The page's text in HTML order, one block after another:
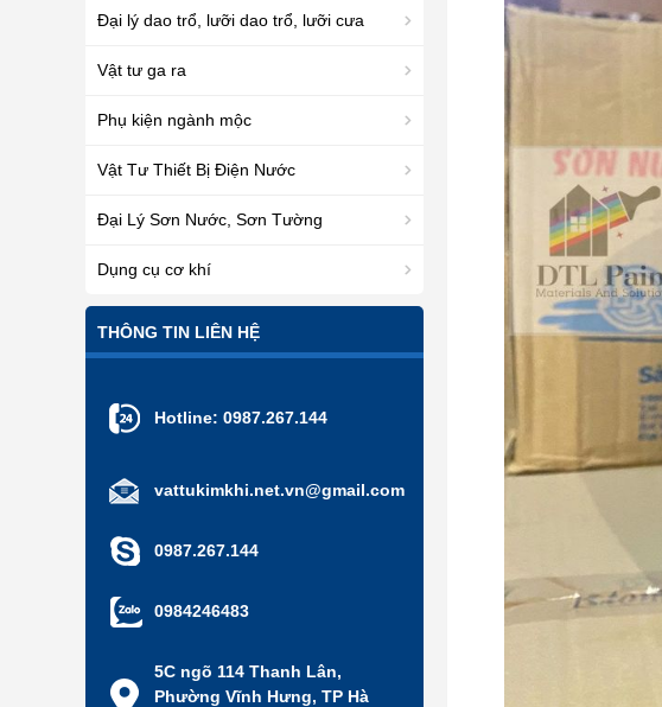
Đại lý dao trổ, lưỡi dao trổ, lưỡi cưa
Vật tư ga ra
Phụ kiện ngành mộc
Vật Tư Thiết Bị Điện Nước
Đại Lý Sơn Nước, Sơn Tường
Dụng cụ cơ khí
THÔNG TIN LIÊN HỆ
Hotline: 0987.267.144
vattukimkhi.net.vn@gmail.com
0987.267.144
0984246483
5C ngõ 114 Thanh Lân,
Phường Vĩnh Hưng, TP Hà